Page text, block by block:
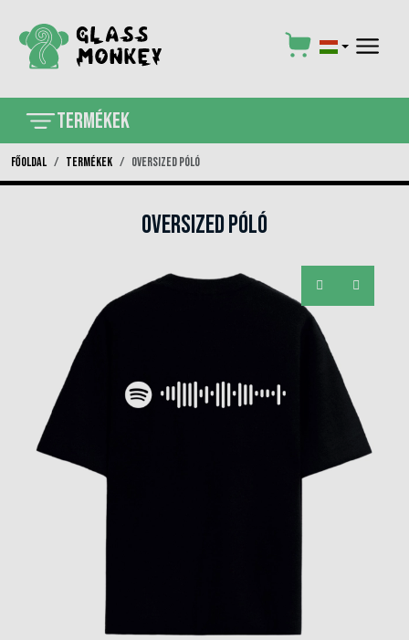
Termékek
×
Főoldal Termékek Oversized póló
Oversized póló